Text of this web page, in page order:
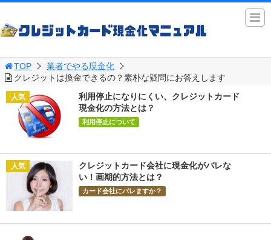
TOP
業者でやる現金化
クレジットは換金できるの？素朴な疑問にお答えします
利用停止になりにくい、クレジットカード
現金化の方法とは？
利用停止について
クレジットカード会社に現金化がバレな
い！画期的方法とは？
カード会社にバレますか？